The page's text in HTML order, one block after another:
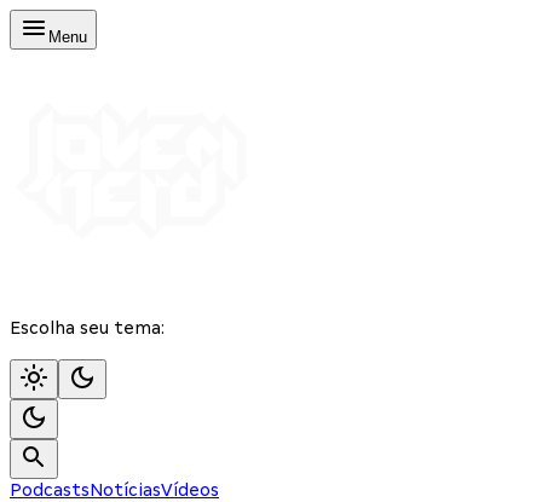
Menu
Escolha seu tema:
PodcastsNotíciasVídeos